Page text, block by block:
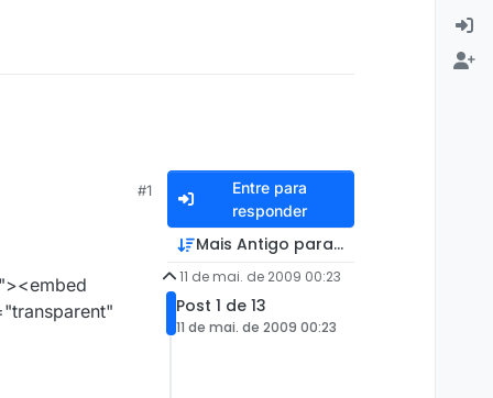
#1
Entre para
responder
Mais Antigo para Mais Recente
11 de mai. de 2009 00:23
Post 1 de 13
11 de mai. de 2009 00:23